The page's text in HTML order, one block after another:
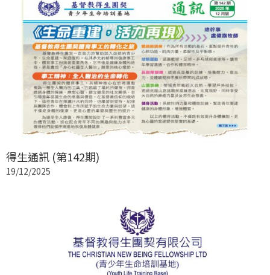
得生通訊 (第142期)
19/12/2025